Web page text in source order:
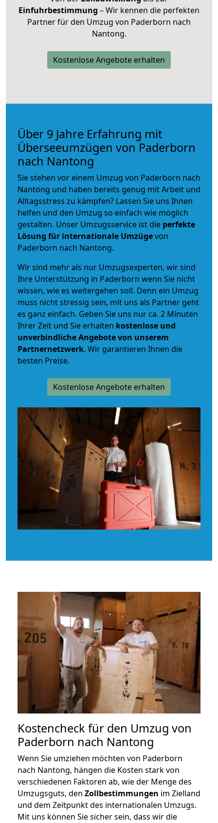
Einfuhrbestimmung – Wir kennen die perfekten
Partner für den Umzug von Paderborn nach
Nantong.
Kostenlose Angebote erhalten
Über 9 Jahre Erfahrung mit
Überseeumzügen von Paderborn
nach Nantong
Sie stehen vor einem Umzug von Paderborn nach
Nantong und haben bereits genug mit Arbeit und
Alltagsstress zu kämpfen? Lassen Sie uns Ihnen
helfen und den Umzug so einfach wie möglich
gestalten. Unser Umzugsservice ist die perfekte
Lösung für internationale Umzügevon
Paderborn nach Nantong.
Wir sind mehr als nur Umzugsexperten, wir sind
Ihre Unterstützung in Paderborn wenn Sie nicht
wissen, wie es weitergehen soll. Denn ein Umzug
muss nicht stressig sein, mit uns als Partner geht
es ganz einfach. Geben Sie uns nur ca. 2 Minuten
Ihrer Zeit und Sie erhalten kostenlose und
unverbindlicheAngebote von unserem
Partnernetzwerk. Wir garantieren Ihnen die
besten Preise.
Kostenlose Angebote erhalten
Kostencheck für den Umzug von
Paderborn nach Nantong
Wenn Sie umziehen möchten von Paderborn
nach Nantong, hängen die Kosten stark von
verschiedenen Faktoren ab, wie der Menge des
Umzugsguts, den Zollbestimmungen im Zielland
und dem Zeitpunkt des internationalen Umzugs.
Mit uns können Sie sicher sein, dass wir die